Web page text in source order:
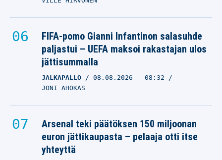
FIFA-pomo Gianni Infantinon salasuhde
paljastui – UEFA maksoi rakastajan ulos
jättisummalla
JALKAPALLO 08.08.2026 - 08:32
JONI AHOKAS
Arsenal teki päätöksen 150 miljoonan
euron jättikaupasta – pelaaja otti itse
yhteyttä